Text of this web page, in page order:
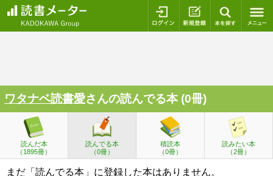
ログイン 新規登録
ワタナベ読書愛さんの読んでる本 (0冊)
読んだ本
（1895冊）
読んでる本
（0冊）
積読本
（0冊）
読みたい本
（2冊）
まだ「読んでる本」に登録した本はありません。